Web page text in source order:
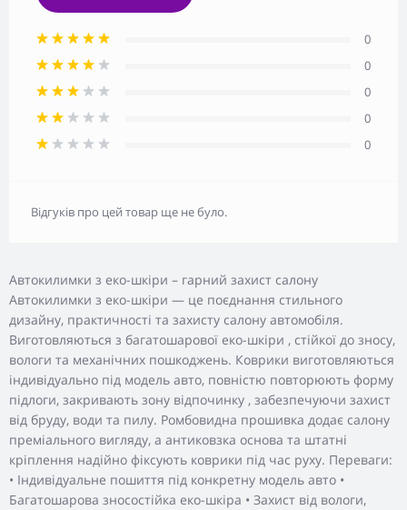
Автокилимки з еко-шкіри – гарний захист салону
Автокилимки з еко-шкіри — це поєднання стильного
дизайну, практичності та захисту салону автомобіля.
Виготовляються з багатошарової еко-шкіри , стійкої до зносу,
вологи та механічних пошкоджень. Коврики виготовляються
індивідуально під модель авто, повністю повторюють форму
підлоги, закривають зону відпочинку , забезпечуючи захист
від бруду, води та пилу. Ромбовидна прошивка додає салону
преміального вигляду, а антиковзка основа та штатні
кріплення надійно фіксують коврики під час руху. Переваги:
• Індивідуальне пошиття під конкретну модель авто •
Багатошарова зносостійка еко-шкіра • Захист від вологи,
0
0
0
0
0
Відгуків про цей товар ще не було.